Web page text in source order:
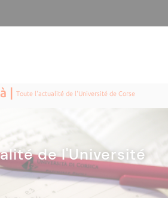
|Toute l'actualité de l'Université de Corse
de l'Université